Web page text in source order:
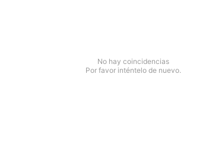
No hay coincidencias
Por favor inténtelo de nuevo.